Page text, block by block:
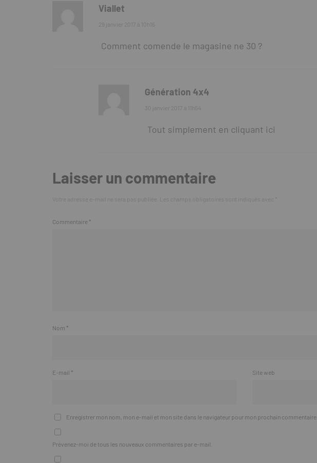
Viallet
29 janvier 2017 à 10h16
Comment comende le magasine ne 30 ?
Génération 4x4
30 janvier 2017 à 11h54
Tout simplement en cliquant ici
Laisser un commentaire
Commentaire *
Nom *
E-mail * Site web
Enregistrer mon nom, mon e-mail et mon site dans le navigateur pour mon prochain commentaire.
Prévenez-moi de tous les nouveaux commentaires par e-mail.